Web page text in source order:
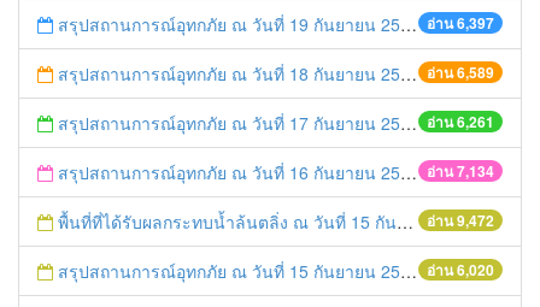
อ่าน 6,397
สรุปสถานการณ์อุทกภัย ณ วันที่ 19 กันยายน 2557
อ่าน 6,589
สรุปสถานการณ์อุทกภัย ณ วันที่ 18 กันยายน 2557
อ่าน 6,261
สรุปสถานการณ์อุทกภัย ณ วันที่ 17 กันยายน 2557
อ่าน 7,134
สรุปสถานการณ์อุทกภัย ณ วันที่ 16 กันยายน 2557
อ่าน 9,472
พื้นที่ที่ได้รับผลกระทบน้ำล้นตลิ่ง ณ วันที่ 15 กันยายน 2557
อ่าน 6,020
สรุปสถานการณ์อุทกภัย ณ วันที่ 15 กันยายน 2557